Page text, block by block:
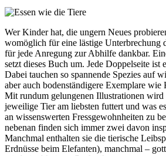
Wer Kinder hat, die ungern Neues
womöglich für eine lästige Unterbrechung
für jede Anregung zur Abhilfe dankbar.
setzt dieses Buch um. Jede Doppelseite ist
Dabei tauchen so spannende Spezies auf
aber auch bodenständigere Exemplare wie
Mit rundum gelungenen Illustrationen wird
jeweilige Tier am liebsten futtert und was
an wissenswerten Fressgewohnheiten zu
nebenan finden sich immer zwei davon
Manchmal enthalten sie die tierische
Erdnüsse beim Elefanten), manchmal –